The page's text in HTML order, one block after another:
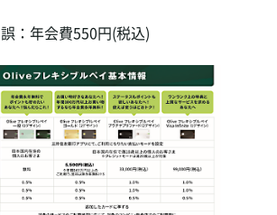
誤：年会費550円(税込)